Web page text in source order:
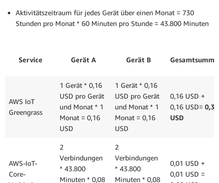
Aktivitätszeitraum für jedes Gerät über einen Monat = 730
Stunden pro Monat * 60 Minuten pro Stunde = 43.800 Minuten
Service Gerät A Gerät B Gesamtsumme
AWS IoT
Greengrass
1 Gerät * 0,16
USD pro Gerät
und Monat * 1
Monat = 0,16
USD
1 Gerät * 0,16
USD pro Gerät
und Monat * 1
Monat = 0,16
USD
0,16 USD +
0,16 USD= 0,32
USD
AWS-IoT-
Core-
2
Verbindungen
* 43.800
Minuten * 0,08
2
Verbindungen
* 43.800
Minuten * 0,08
0,01 USD +
0,01 USD =